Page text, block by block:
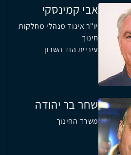
אבי קמינסקי
יו"ר איגוד מנהלי מחלקות
חינוך
עיריית הוד השרון
שחר בר יהודה
משרד החינוך